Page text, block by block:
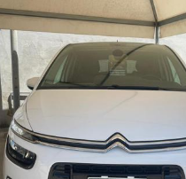
la nostra sede – prova
USCITA ASSE MEDIANO
VIA PROLUNGAMENTO
(NA)
per informazioni, permute e
Antonio.
Ufficio.